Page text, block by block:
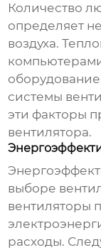
Количество
определяет
воздуха.
системы
эти факторы
вентилятора.
выборе
вентиляторы
расходы.